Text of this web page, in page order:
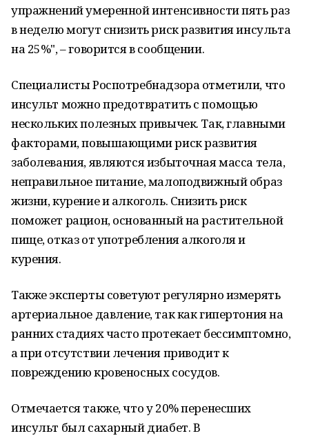
упражнений умеренной интенсивности пять раз
в неделю могут снизить риск развития инсульта
на 25%", – говорится в сообщении.
Специалисты Роспотребнадзора отметили, что
инсульт можно предотвратить с помощью
нескольких полезных привычек. Так, главными
факторами, повышающими риск развития
заболевания, являются избыточная масса тела,
неправильное питание, малоподвижный образ
жизни, курение и алкоголь. Снизить риск
поможет рацион, основанный на растительной
пище, отказ от употребления алкоголя и
курения.
Также эксперты советуют регулярно измерять
артериальное давление, так как гипертония на
ранних стадиях часто протекает бессимптомно,
а при отсутствии лечения приводит к
повреждению кровеносных сосудов.
Отмечается также, что у 20% перенесших
инсульт был сахарный диабет. В